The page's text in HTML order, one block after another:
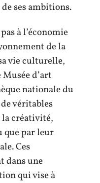
ses ambitions.
à l’économie
de la
vie culturelle,
d’art
nationale du
véritables
la créativité,
que par leur
Ces
dans une
qui vise à